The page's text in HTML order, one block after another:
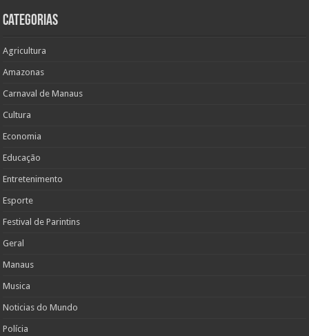
Categorias
Agricultura
Amazonas
Carnaval de Manaus
Cultura
Economia
Educação
Entretenimento
Esporte
Festival de Parintins
Geral
Manaus
Musica
Noticias do Mundo
Polícia